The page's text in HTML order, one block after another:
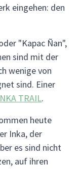
eingehen: den
"Kapac Ñan",
sind mit der
wenige von
sind. Einer
TRAIL.
heute
Inka, der
es sind nicht
auf ihren